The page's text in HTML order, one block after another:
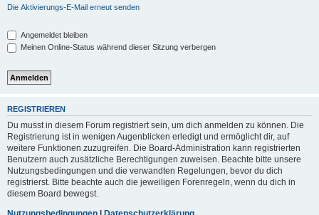
Die Aktivierungs-E-Mail erneut senden
Angemeldet bleiben
Meinen Online-Status während dieser Sitzung verbergen
REGISTRIEREN
Du musst in diesem Forum registriert sein, um dich anmelden zu können. Die
Registrierung ist in wenigen Augenblicken erledigt und ermöglicht dir, auf
weitere Funktionen zuzugreifen. Die Board-Administration kann registrierten
Benutzern auch zusätzliche Berechtigungen zuweisen. Beachte bitte unsere
Nutzungsbedingungen und die verwandten Regelungen, bevor du dich
registrierst. Bitte beachte auch die jeweiligen Forenregeln, wenn du dich in
diesem Board bewegst.